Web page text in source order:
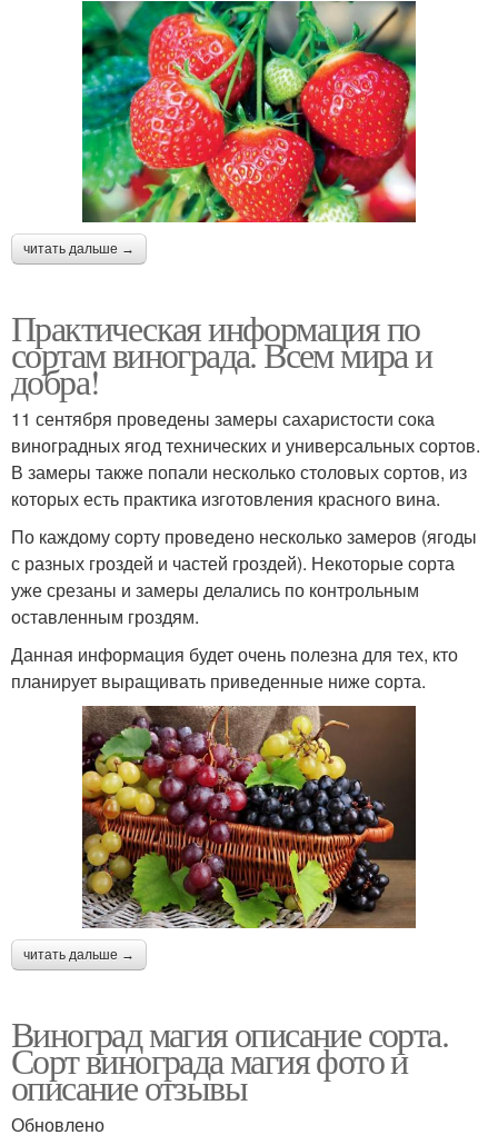
читать дальше →
Практическая информация по
сортам винограда. Всем мира и
добра!
11 сентября проведены замеры сахаристости сока
виноградных ягод технических и универсальных сортов.
В замеры также попали несколько столовых сортов, из
которых есть практика изготовления красного вина.
По каждому сорту проведено несколько замеров (ягоды
с разных гроздей и частей гроздей). Некоторые сорта
уже срезаны и замеры делались по контрольным
оставленным гроздям.
Данная информация будет очень полезна для тех, кто
планирует выращивать приведенные ниже сорта.
читать дальше →
Виноград магия описание сорта.
Сорт винограда магия фото и
описание отзывы
Обновлено